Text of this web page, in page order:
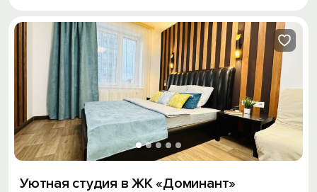
Уютная студия в ЖК «Доминант»